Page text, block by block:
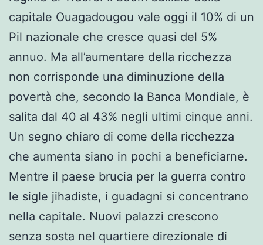
capitale Ouagadougou vale oggi il 10% di un
Pil nazionale che cresce quasi del 5%
annuo. Ma all’aumentare della ricchezza
non corrisponde una diminuzione della
povertà che, secondo la Banca Mondiale, è
salita dal 40 al 43% negli ultimi cinque anni.
Un segno chiaro di come della ricchezza
che aumenta siano in pochi a beneficiarne.
Mentre il paese brucia per la guerra contro
le sigle jihadiste, i guadagni si concentrano
nella capitale. Nuovi palazzi crescono
senza sosta nel quartiere direzionale di